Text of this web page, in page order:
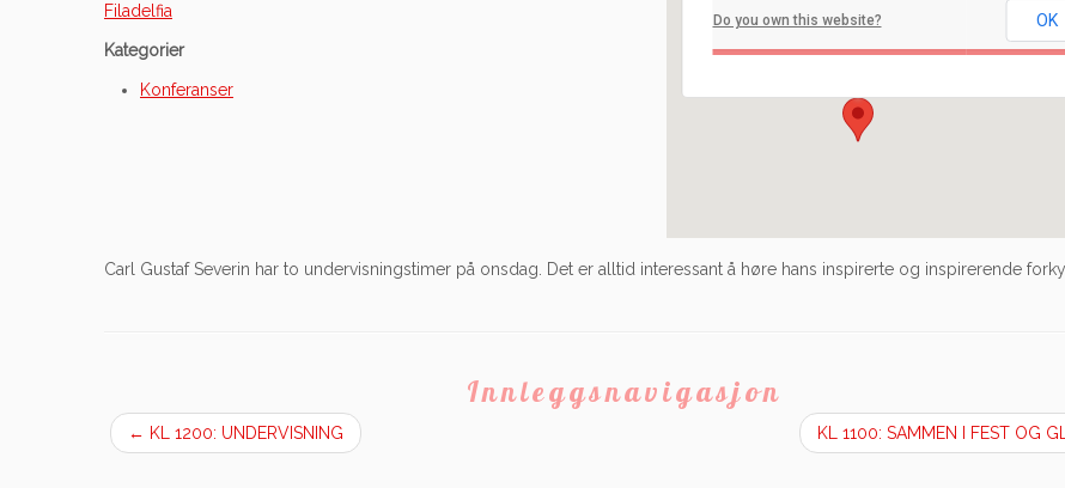
Arrangement
Do you own this website? OK
Filadelfia
Kategorier
Konferanser
Carl Gustaf Severin har to undervisningstimer på onsdag. Det er alltid interessant å høre hans inspirerte og inspirerende
Innleggsnavigasjon
← KL 1200: UNDERVISNING KL 1100: SAMMEN I FEST OG